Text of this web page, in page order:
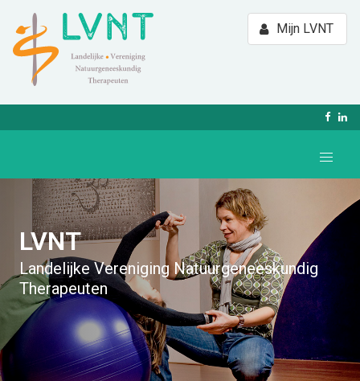
Mijn LVNT
LVNT
Landelijke Vereniging Natuurgeneeskundig
Therapeuten